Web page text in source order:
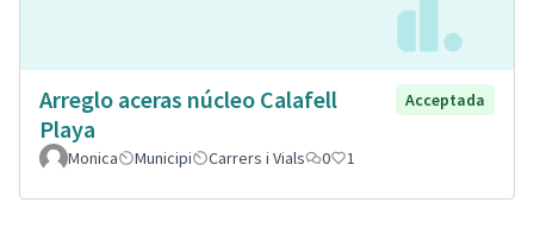
Arreglo aceras núcleo Calafell
Playa
Acceptada
Monica Municipi Carrers i Vials 0 1